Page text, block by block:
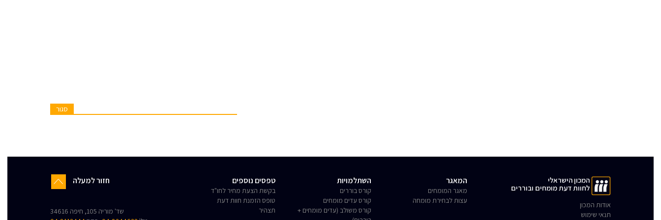
סגור
המכון הישראלי
לחוות דעת מומחים ובוררים
אודות המכון
תנאי שימוש
המאגר
מאגר המומחים
עצות לבחירת מומחה
השתלמויות
קורס בוררים
קורס עדים מומחים
קורס משולב (עדים מומחים +
טפסים נוספים
בקשת הצעת מחיר לחו"ד
טופס הזמנת חוות דעת
תצהיר
חזור למעלה
שד' מוריה 105, חיפה 34616